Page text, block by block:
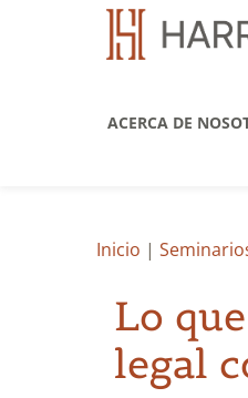
ACERCA DE
Inicio |
Lo
legal